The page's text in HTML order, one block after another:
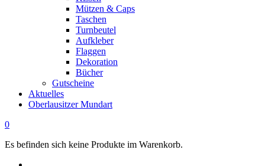
Mützen & Caps
Taschen
Turnbeutel
Aufkleber
Flaggen
Dekoration
Bücher
Gutscheine
Aktuelles
Oberlausitzer Mundart
0
Es befinden sich keine Produkte im Warenkorb.